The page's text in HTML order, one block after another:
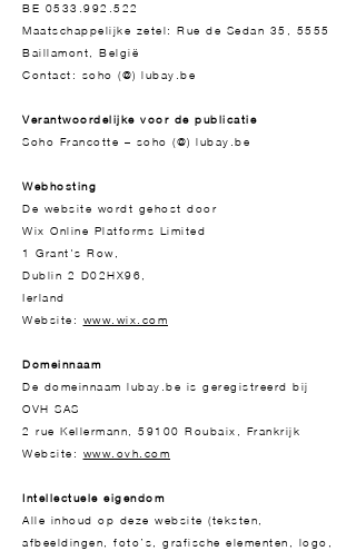
BE 0533.992.522
Maatschappelijke zetel: Rue de Sedan 35, 5555
Baillamont, België
Contact: soho (@) lubay.be
Verantwoordelijke voor de publicatie
Soho Francotte – soho (@) lubay.be
Webhosting
De website wordt gehost door
Wix Online Platforms Limited
1 Grant's Row,
Dublin 2 D02HX96,
Ierland
Website: www.wix.com
Domeinnaam
De domeinnaam lubay.be is geregistreerd bij
OVH SAS
2 rue Kellermann, 59100 Roubaix, Frankrijk
Website: www.ovh.com
Intellectuele eigendom
Alle inhoud op deze website (teksten,
afbeeldingen, foto’s, grafische elementen, logo,